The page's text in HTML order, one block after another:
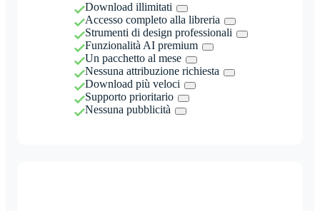
Download illimitati
Accesso completo alla libreria
Strumenti di design professionali
Funzionalità AI premium
Un pacchetto al mese
Nessuna attribuzione richiesta
Download più veloci
Supporto prioritario
Nessuna pubblicità